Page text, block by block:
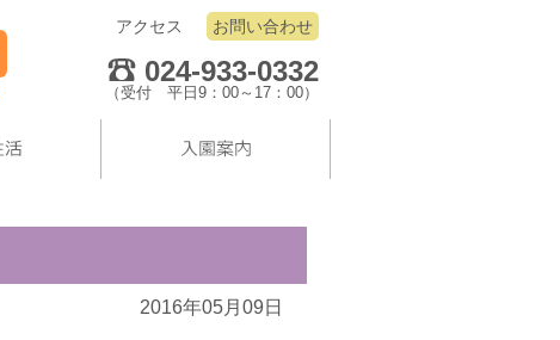
アクセス お問い合わせ
024-933-0332
（受付 平日9：00～17：00）
2016年05月09日